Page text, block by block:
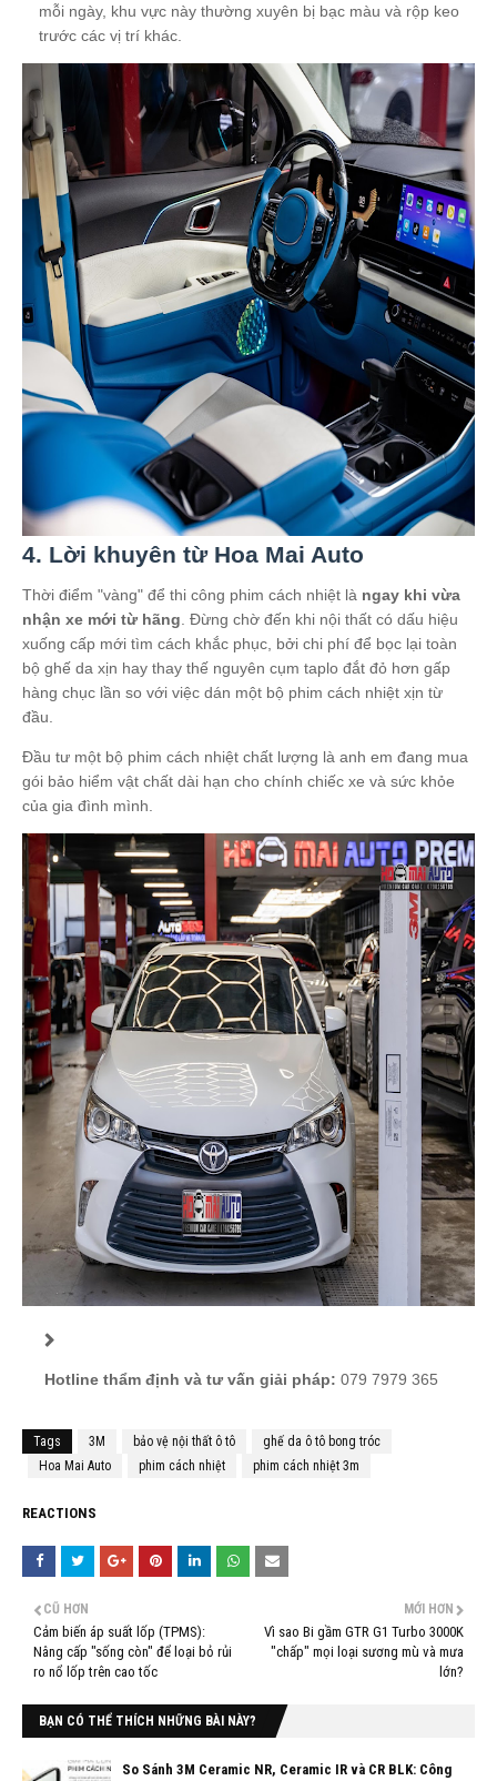
mỗi ngày, khu vực này thường xuyên bị bạc màu và rộp keo
trước các vị trí khác.
4. Lời khuyên từ Hoa Mai Auto
Thời điểm "vàng" để thi công phim cách nhiệt là ngay khi vừa
nhận xe mới từ hãng . Đừng chờ đến khi nội thất có dấu hiệu
xuống cấp mới tìm cách khắc phục, bởi chi phí để bọc lại toàn
bộ ghế da xịn hay thay thế nguyên cụm taplo đắt đỏ hơn gấp
hàng chục lần so với việc dán một bộ phim cách nhiệt xịn từ
đầu.
Đầu tư một bộ phim cách nhiệt chất lượng là anh em đang mua
gói bảo hiểm vật chất dài hạn cho chính chiếc xe và sức khỏe
của gia đình mình.
Hotline thẩm định và tư vấn giải pháp: 079 7979 365
Tags 3M bảo vệ nội thất ô tô
ghế da ô tô bong tróc
Hoa Mai Auto
phim cách nhiệt phim cách nhiệt 3m
REACTIONS
MỚI HƠN
Vì sao Bi gầm GTR G1 Turbo 3000K
"chấp" mọi loại sương mù và mưa
lớn?
CŨ HƠN
Cảm biến áp suất lốp (TPMS):
Nâng cấp "sống còn" để loại bỏ rủi
ro nổ lốp trên cao tốc
BẠN CÓ THỂ THÍCH NHỮNG BÀI NÀY?
So Sánh 3M Ceramic NR, Ceramic IR và CR BLK: Công